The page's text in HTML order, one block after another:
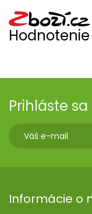
Prihláste
Informácie o